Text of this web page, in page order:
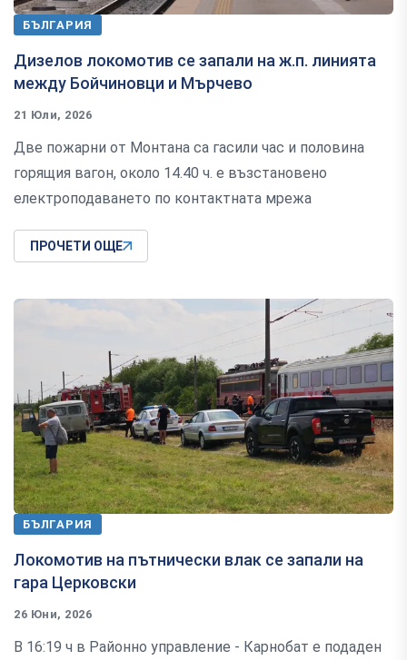
БЪЛГАРИЯ
Дизелов локомотив се запали на ж.п. линията
между Бойчиновци и Мърчево
21 Юли, 2026
Две пожарни от Монтана са гасили час и половина
горящия вагон, около 14.40 ч. е възстановено
електроподаването по контактната мрежа
ПРОЧЕТИ ОЩЕ
БЪЛГАРИЯ
Локомотив на пътнически влак се запали на
гара Церковски
26 Юни, 2026
В 16:19 ч в Районно управление - Карнобат е подаден